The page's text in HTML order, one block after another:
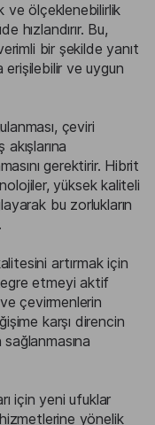
ve ölçeklenebilirlik
hızlandırır. Bu,
bir şekilde yanıt
ve uygun
çeviri
gerektirir. Hibrit
yüksek kaliteli
bu zorlukların
artırmak için
etmeyi aktif
çevirmenlerin
karşı direncin
sağlanmasına
için yeni ufuklar
yönelik